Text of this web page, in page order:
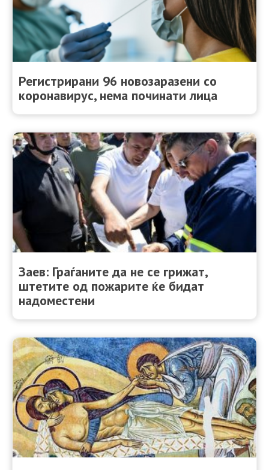
Регистрирани 96 новозаразени со
коронавирус, нема починати лица
Заев: Граѓаните да не се грижат,
штетите од пожарите ќе бидат
надоместени